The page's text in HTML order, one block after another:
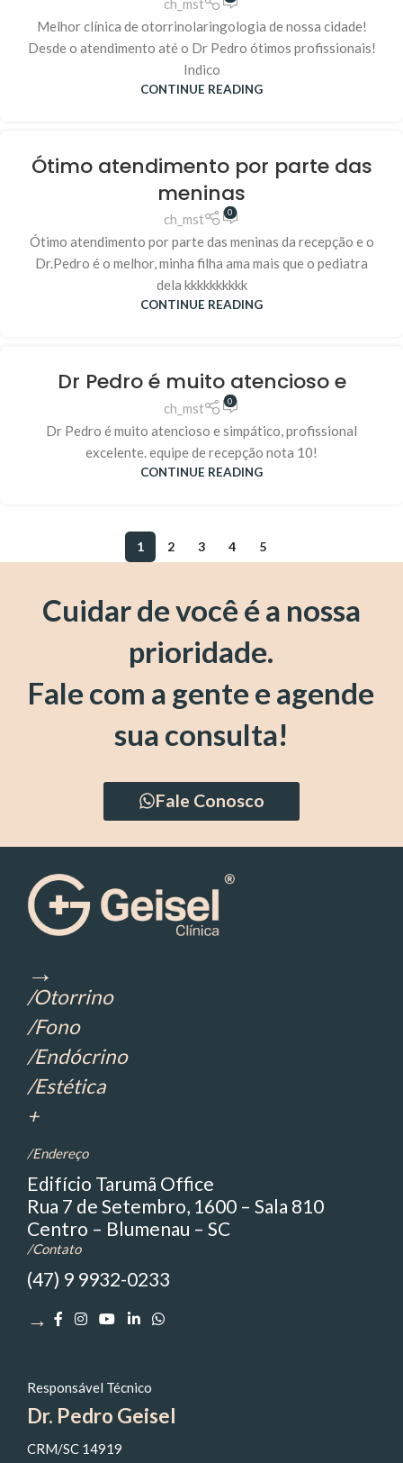
ch_mst
Melhor clínica de otorrinolaringologia de nossa cidade!
Desde o atendimento até o Dr Pedro ótimos profissionais!
Indico
CONTINUE READING
Ótimo atendimento por parte das
meninas
ch_mst 0
Ótimo atendimento por parte das meninas da recepção e o
Dr.Pedro é o melhor, minha filha ama mais que o pediatra
dela kkkkkkkkkk
CONTINUE READING
Dr Pedro é muito atencioso e
ch_mst 0
Dr Pedro é muito atencioso e simpático, profissional
excelente. equipe de recepção nota 10!
CONTINUE READING
1 2 3 4 5
Cuidar de você é a nossa
prioridade.
Fale com a gente e agende
sua consulta!
Fale Conosco
→
/Otorrino
/Fono
/Endócrino
/Estética
+
/Endereço
Edifício Tarumã Office
Rua 7 de Setembro, 1600 – Sala 810
Centro – Blumenau – SC
/Contato
(47) 9 9932-0233
→
Responsável Técnico
Dr. Pedro Geisel
CRM/SC 14919